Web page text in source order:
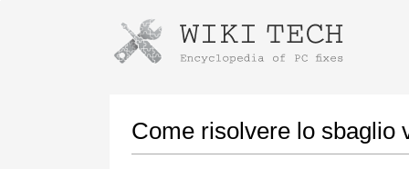
Come risolvere lo sbaglio
Istruzioni per il download con